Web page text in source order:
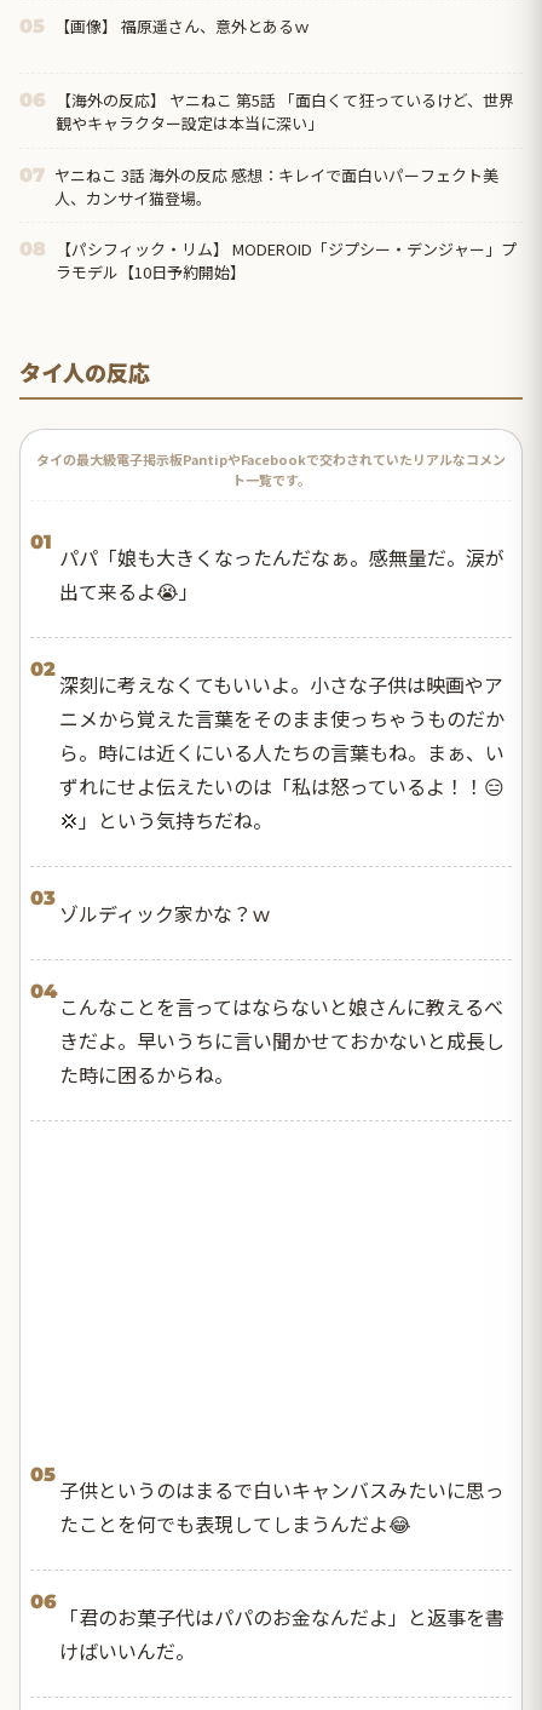
05 【画像】 福原遥さん、意外とあるｗ
06
【海外の反応】 ヤニねこ 第5話 「面白くて狂っているけど、世界
観やキャラクター設定は本当に深い」
07 ヤニねこ 3話 海外の反応 感想：キレイで面白いパーフェクト美
人、カンサイ猫登場。
08
【パシフィック・リム】 MODEROID「ジプシー・デンジャー」プ
ラモデル【10日予約開始】
タイ人の反応
タイの最大級電子掲示板PantipやFacebookで交わされていたリアルなコメン
ト一覧です。
01
パパ「娘も大きくなったんだなぁ。感無量だ。涙が
出て来るよ😭」
02
深刻に考えなくてもいいよ。小さな子供は映画やア
ニメから覚えた言葉をそのまま使っちゃうものだか
ら。時には近くにいる人たちの言葉もね。まぁ、い
ずれにせよ伝えたいのは「私は怒っているよ！！😑
💢」という気持ちだね。
03
ゾルディック家かな？ｗ
04
こんなことを言ってはならないと娘さんに教えるべ
きだよ。早いうちに言い聞かせておかないと成長し
た時に困るからね。
05
子供というのはまるで白いキャンバスみたいに思っ
たことを何でも表現してしまうんだよ😂
06
「君のお菓子代はパパのお金なんだよ」と返事を書
けばいいんだ。